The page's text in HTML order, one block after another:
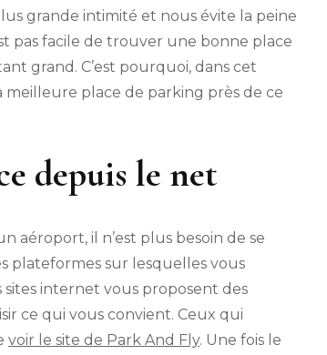
grande intimité et nous évite la peine
pas facile de trouver une bonne place
grand. C’est pourquoi, dans cet
meilleure place de parking près de ce
depuis le net
aéroport, il n’est plus besoin de se
plateformes sur lesquelles vous
internet vous proposent des
ce qui vous convient. Ceux qui
voir le site de Park And Fly. Une fois le